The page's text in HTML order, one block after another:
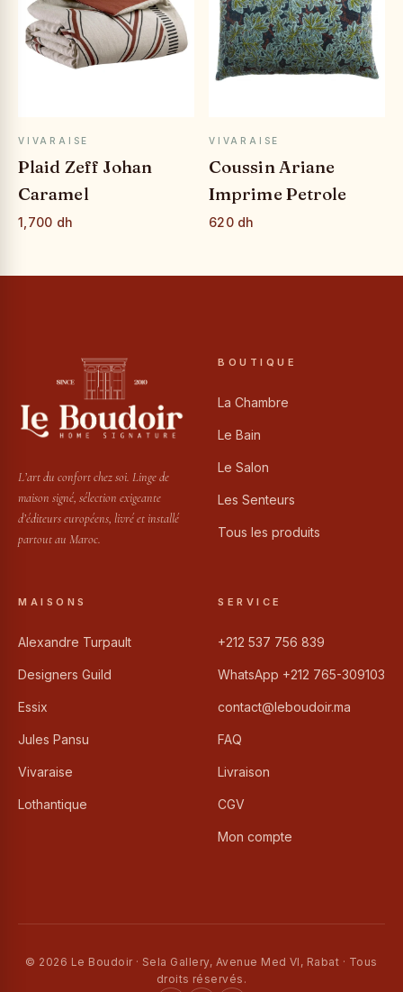
APERÇU RAPIDE
VIVARAISE
Plaid Zeff Johan
Caramel
1,700 dh
APERÇU RAPIDE
VIVARAISE
Coussin Ariane
Imprime Petrole
620 dh
L’art du confort chez soi. Linge de
maison signé, sélection exigeante
d’éditeurs européens, livré et installé
partout au Maroc.
BOUTIQUE
La Chambre
Le Bain
Le Salon
Les Senteurs
Tous les produits
MAISONS
Alexandre Turpault
Designers Guild
Essix
Jules Pansu
Vivaraise
Lothantique
SERVICE
+212 537 756 839
WhatsApp +212 765-309103
contact@leboudoir.ma
FAQ
Livraison
CGV
Mon compte
© 2026 Le Boudoir · Sela Gallery, Avenue Med VI, Rabat · Tous
droits réservés.